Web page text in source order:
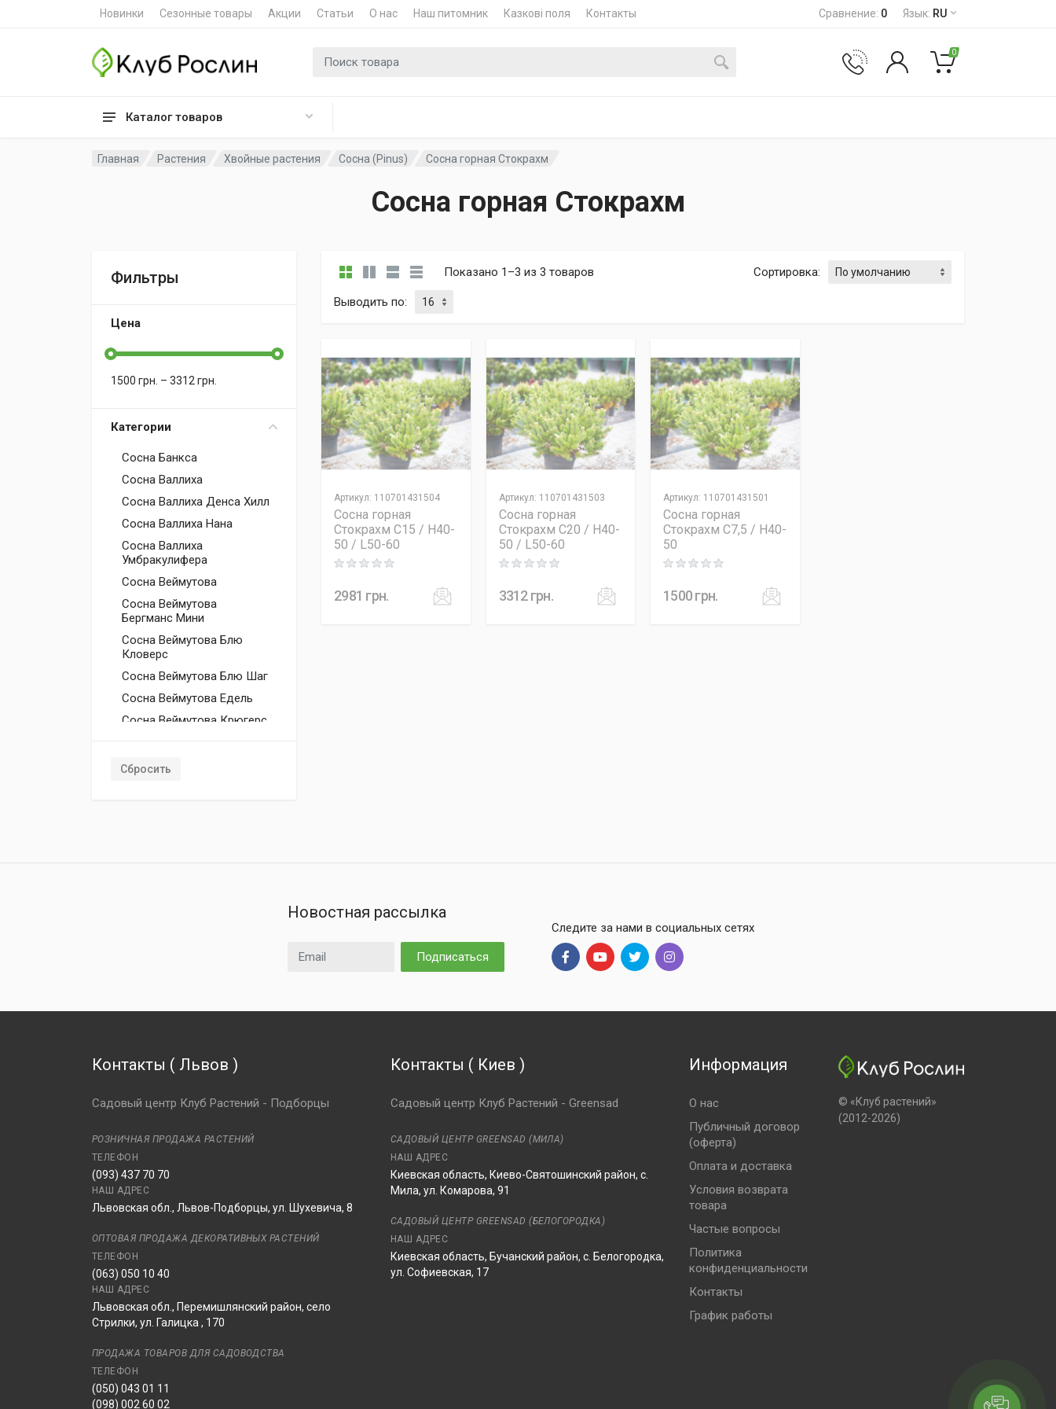
Новинки Сезонные товары Акции Статьи О нас Наш питомник Казкові поля Контакты Сравнение: 0 Язык: RU
Каталог товаров
Поиск для 0
Главная Растения Хвойные растения Сосна (Pinus) Сосна горная Стокрахм
Сосна горная Стокрахм
Фильтры
Цена
1500 грн. – 3312 грн.
Категории
Сосна Банкса
Сосна Валлиха
Сосна Валлиха Денса Хилл
Сосна Валлиха Нана
Сосна Валлиха
Умбракулифера
Сосна Веймутова
Сосна Веймутова
Бергманс Мини
Сосна Веймутова Блю
Кловерс
Сосна Веймутова Блю Шаг
Сосна Веймутова Едель
Сосна Веймутова Крюгерс
Сосна Веймутова Минима
Сосна Веймутова
Фастигиата
Сосна Тунберга Сайонара
Сосна Тунберга Тундерхед
Сосна Шверина
Сосна Шверина Витхорст
Сосна белокорая
(Гельдрейха)
Сосна белокорая
(Гельдрейха) Грин Джайнт
Сосна белокорая
(Гельдрейха) Компакт
Джем
Сосна белокорая
Сосна белокорая
(Гельдрейха) Малинки
Сосна белокорая
Сбросить
Показано 1–3 из 3 товаров Сортировка:
Выводить по:
Артикул: 110701431504
Сосна горная
Стокрахм C15 / H40-
50 / L50-60
Rating: 0 out of 5
2981 грн.
Артикул: 110701431503
Сосна горная
Стокрахм C20 / H40-
50 / L50-60
Rating: 0 out of 5
3312 грн.
Артикул: 110701431501
Сосна горная
Стокрахм C7,5 / H40-
50
Rating: 0 out of 5
1500грн.
Новостная рассылка
Email адрес Подписаться
Следите за нами в социальных сетях
Контакты ( Львов )
Садовый центр Клуб Растений - Подборцы
РОЗНИЧНАЯ ПРОДАЖА РАСТЕНИЙ
ТЕЛЕФОН
(093) 437 70 70
НАШ АДРЕС
Львовская обл., Львов-Подборцы, ул. Шухевича, 8
ОПТОВАЯ ПРОДАЖА ДЕКОРАТИВНЫХ РАСТЕНИЙ
ТЕЛЕФОН
(063) 050 10 40
НАШ АДРЕС
Львовская обл., Перемишлянский район, село
Стрилки, ул. Галицка , 170
ПРОДАЖА ТОВАРОВ ДЛЯ САДОВОДСТВА
ТЕЛЕФОН
(050) 043 01 11
(098) 002 60 02
Контакты ( Киев )
Садовый центр Клуб Растений - Greensad
САДОВЫЙ ЦЕНТР GREENSAD (МИЛА)
НАШ АДРЕС
Киевская область, Киево-Святошинский район, с.
Мила, ул. Комарова, 91
САДОВЫЙ ЦЕНТР GREENSAD (БЕЛОГОРОДКА)
НАШ АДРЕС
Киевская область, Бучанский район, с. Белогородка,
ул. Софиевская, 17
Информация
О нас
Публичный договор
(оферта)
Оплата и доставка
Условия возврата
товара
Частые вопросы
Политика
конфиденциальности
Контакты
График работы
© «Клуб растений»
(2012-2026)